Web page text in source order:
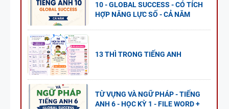
10 - GLOBAL SUCCESS - CÓ TÍCH
HỢP NĂNG LỰC SỐ - CẢ NĂM
13 THÌ TRONG TIẾNG ANH
TỪ VỰNG VÀ NGỮ PHÁP - TIẾNG
ANH 6 - HỌC KỲ 1 - FILE WORD +